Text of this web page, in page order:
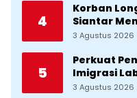
4
Korban
Siantar
3 Agustus 2026
5
Perkuat
Imigrasi
3 Agustus 2026